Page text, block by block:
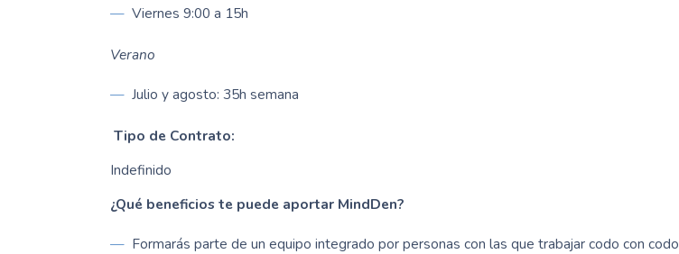
Viernes 9:00 a 15h
Verano
Julio y agosto: 35h semana
Tipo de Contrato:
Indefinido
¿Qué beneficios te puede aportar MindDen?
Formarás parte de un equipo integrado por personas con las que trabajar codo con codo